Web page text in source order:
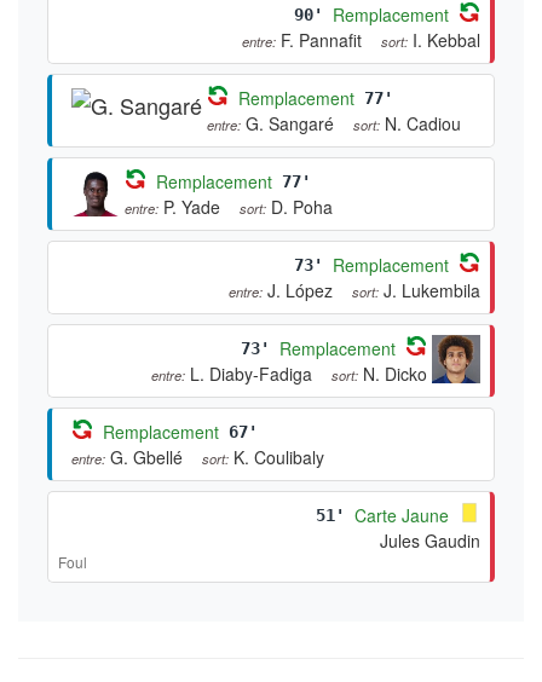
90' Remplacement
entre: F. Pannafit sort: I. Kebbal
Remplacement 77'
entre: G. Sangaré sort: N. Cadiou
Remplacement 77'
entre: P. Yade sort: D. Poha
73' Remplacement
entre: J. López sort: J. Lukembila
73' Remplacement
entre: L. Diaby-Fadiga sort: N. Dicko
Remplacement 67'
entre: G. Gbellé sort: K. Coulibaly
51'
Carte Jaune
Jules Gaudin
Foul